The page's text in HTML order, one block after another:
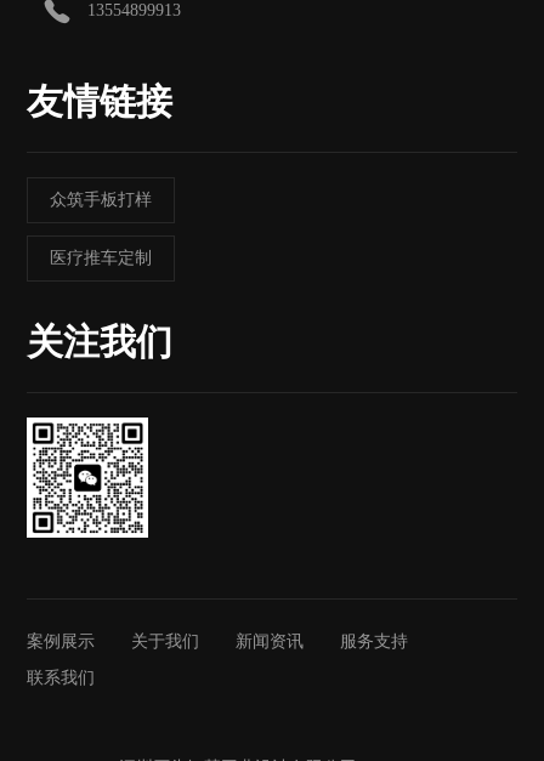
13554899913
友情链接
众筑手板打样
医疗推车定制
关注我们
案例展示 关于我们 新闻资讯
服务支持
联系我们